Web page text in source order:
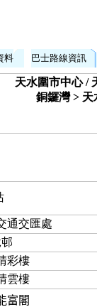
料 巴士路線資訊
天水圍市中心 /
銅鑼灣 > 天
通交匯處
彩樓
雲樓
富閣